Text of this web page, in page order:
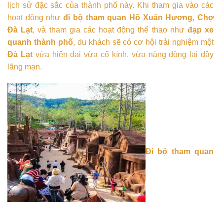
lịch sử đặc sắc của thành phố này. Khi tham gia vào các
hoạt động nhưđi bộ tham quan Hồ Xuân Hương,Chợ
Đà Lạt, và tham gia các hoạt động thể thao như đạp xe
quanh thành phố, du khách sẽ có cơ hội trải nghiệm một
Đà Lạtvừa hiện đại vừa cổ kính, vừa năng động lại đầy
lãng mạn.
Đi bộ tham quan